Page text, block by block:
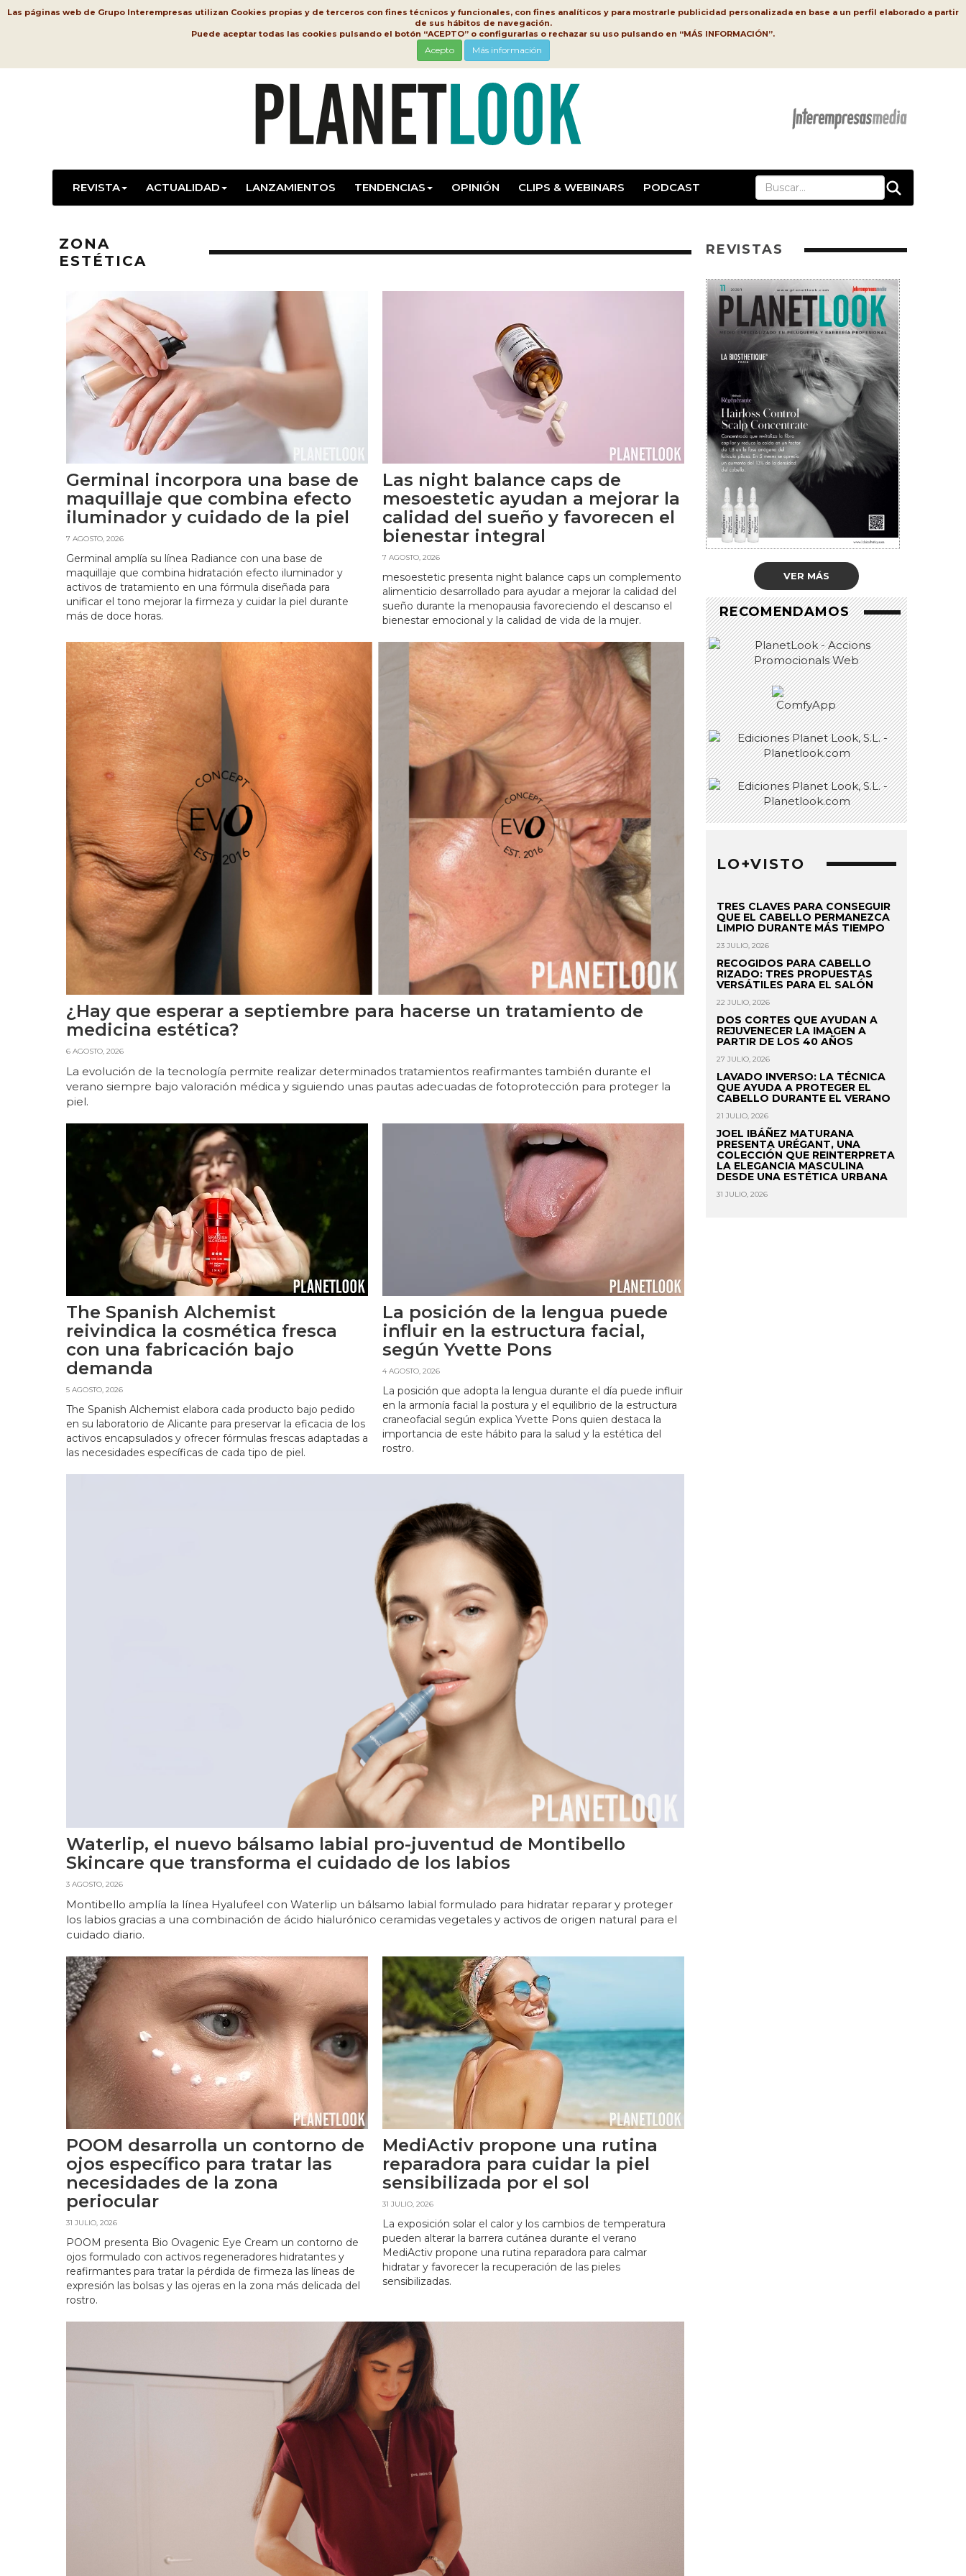
Las páginas web de Grupo Interempresas utilizan Cookies propias y de terceros con fines técnicos y funcionales, con fines analíticos y para mostrarle publicidad personalizada en base a un perfil elaborado a partir
de sus hábitos de navegación.
Puede aceptar todas las cookies pulsando el botón “ACEPTO” o configurarlas o rechazar su uso pulsando en “MÁS INFORMACIÓN”.
Acepto Más información
REVISTA ACTUALIDAD LANZAMIENTOS TENDENCIAS OPINIÓN CLIPS & WEBINARS PODCAST
ZONA
ESTÉTICA
Germinal incorpora una base de
maquillaje que combina efecto
iluminador y cuidado de la piel
7 AGOSTO, 2026
Germinal amplía su línea Radiance con una base de
maquillaje que combina hidratación efecto iluminador y
activos de tratamiento en una fórmula diseñada para
unificar el tono mejorar la firmeza y cuidar la piel durante
más de doce horas.
Las night balance caps de
mesoestetic ayudan a mejorar la
calidad del sueño y favorecen el
bienestar integral
7 AGOSTO, 2026
mesoestetic presenta night balance caps un complemento
alimenticio desarrollado para ayudar a mejorar la calidad del
sueño durante la menopausia favoreciendo el descanso el
bienestar emocional y la calidad de vida de la mujer.
¿Hay que esperar a septiembre para hacerse un tratamiento de
medicina estética?
6 AGOSTO, 2026
La evolución de la tecnología permite realizar determinados tratamientos reafirmantes también durante el
verano siempre bajo valoración médica y siguiendo unas pautas adecuadas de fotoprotección para proteger la
piel.
The Spanish Alchemist
reivindica la cosmética fresca
con una fabricación bajo
demanda
5 AGOSTO, 2026
The Spanish Alchemist elabora cada producto bajo pedido
en su laboratorio de Alicante para preservar la eficacia de los
activos encapsulados y ofrecer fórmulas frescas adaptadas a
las necesidades específicas de cada tipo de piel.
La posición de la lengua puede
influir en la estructura facial,
según Yvette Pons
4 AGOSTO, 2026
La posición que adopta la lengua durante el día puede influir
en la armonía facial la postura y el equilibrio de la estructura
craneofacial según explica Yvette Pons quien destaca la
importancia de este hábito para la salud y la estética del
rostro.
Waterlip, el nuevo bálsamo labial pro-juventud de Montibello
Skincare que transforma el cuidado de los labios
3 AGOSTO, 2026
Montibello amplía la línea Hyalufeel con Waterlip un bálsamo labial formulado para hidratar reparar y proteger
los labios gracias a una combinación de ácido hialurónico ceramidas vegetales y activos de origen natural para el
cuidado diario.
POOM desarrolla un contorno de
ojos específico para tratar las
necesidades de la zona
periocular
31 JULIO, 2026
POOM presenta Bio Ovagenic Eye Cream un contorno de
ojos formulado con activos regeneradores hidratantes y
reafirmantes para tratar la pérdida de firmeza las líneas de
expresión las bolsas y las ojeras en la zona más delicada del
rostro.
MediActiv propone una rutina
reparadora para cuidar la piel
sensibilizada por el sol
31 JULIO, 2026
La exposición solar el calor y los cambios de temperatura
pueden alterar la barrera cutánea durante el verano
MediActiv propone una rutina reparadora para calmar
hidratar y favorecer la recuperación de las pieles
sensibilizadas.
REVISTAS
VER MÁS
RECOMENDAMOS
LO+VISTO
TRES CLAVES PARA CONSEGUIR
QUE EL CABELLO PERMANEZCA
LIMPIO DURANTE MÁS TIEMPO
23 JULIO, 2026
RECOGIDOS PARA CABELLO
RIZADO: TRES PROPUESTAS
VERSÁTILES PARA EL SALÓN
22 JULIO, 2026
DOS CORTES QUE AYUDAN A
REJUVENECER LA IMAGEN A
PARTIR DE LOS 40 AÑOS
27 JULIO, 2026
LAVADO INVERSO: LA TÉCNICA
QUE AYUDA A PROTEGER EL
CABELLO DURANTE EL VERANO
21 JULIO, 2026
JOEL IBÁÑEZ MATURANA
PRESENTA URÉGANT, UNA
COLECCIÓN QUE REINTERPRETA
LA ELEGANCIA MASCULINA
DESDE UNA ESTÉTICA URBANA
31 JULIO, 2026